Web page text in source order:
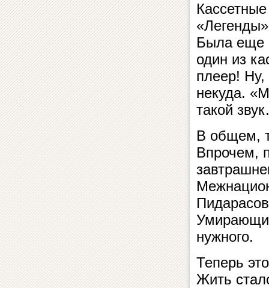
Была еще
один из
плеер!
некуда.
такой
В общем,
Впрочем,
нужного.
Теперь
Жить